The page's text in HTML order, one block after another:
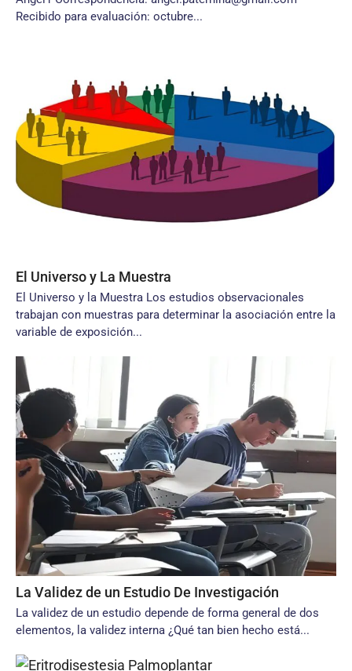
Recibido para evaluación: octubre...
El Universo y La Muestra
El Universo y la Muestra Los estudios observacionales
trabajan con muestras para determinar la asociación entre la
variable de exposición...
La Validez de un Estudio De Investigación
La validez de un estudio depende de forma general de dos
elementos, la validez interna ¿Qué tan bien hecho está...